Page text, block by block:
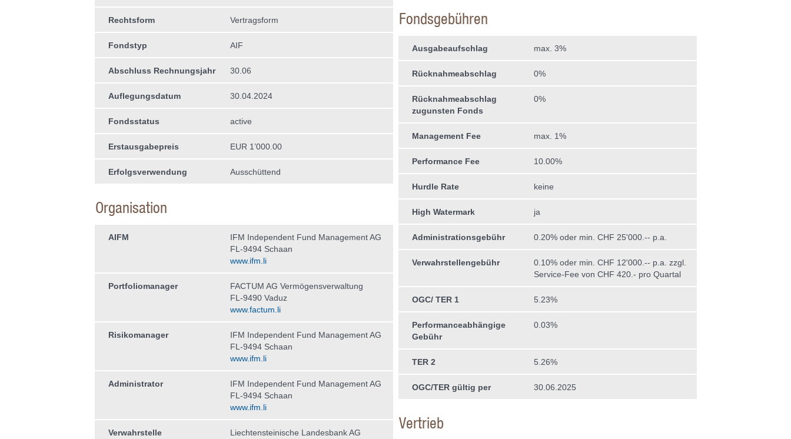
Rechtsform Vertragsform
Fondstyp AIF
Abschluss Rechnungsjahr 30.06
Auflegungsdatum 30.04.2024
Fondsstatus active
Erstausgabepreis EUR 1’000.00
Erfolgsverwendung Ausschüttend
Organisation
AIFM
IFM Independent Fund Management AG
FL-9494 Schaan
www.ifm.li
Portfoliomanager
FACTUM AG Vermögensverwaltung
FL-9490 Vaduz
www.factum.li
Risikomanager
IFM Independent Fund Management AG
FL-9494 Schaan
www.ifm.li
Administrator
IFM Independent Fund Management AG
FL-9494 Schaan
www.ifm.li
Verwahrstelle
Liechtensteinische Landesbank AG
Fondsgebühren
Ausgabeaufschlag max. 3%
Rücknahmeabschlag 0%
Rücknahmeabschlag
zugunsten Fonds
0%
Management Fee max. 1%
Performance Fee 10.00%
Hurdle Rate keine
High Watermark ja
Administrationsgebühr 0.20% oder min. CHF 25'000.-- p.a.
Verwahrstellengebühr
0.10% oder min. CHF 12'000.-- p.a. zzgl.
Service-Fee von CHF 420.- pro Quartal
OGC/ TER 1 5.23%
Performanceabhängige
Gebühr
0.03%
TER 2 5.26%
OGC/TER gültig per 30.06.2025
Vertrieb